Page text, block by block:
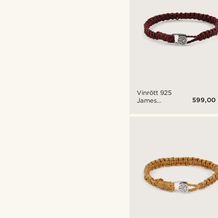
Vinrött 925
James
599,00